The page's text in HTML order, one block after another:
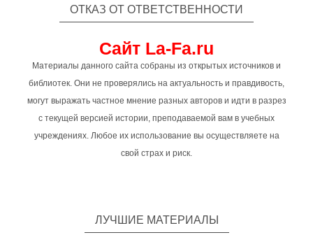
ОТКАЗ ОТ ОТВЕТСТВЕННОСТИ
Сайт La-Fa.ru
Материалы данного сайта собраны из открытых источников и
библиотек. Они не проверялись на актуальность и правдивость,
могут выражать частное мнение разных авторов и идти в разрез
с текущей версией истории, преподаваемой вам в учебных
учреждениях. Любое их использование вы осуществляете на
свой страх и риск.
ЛУЧШИЕ МАТЕРИАЛЫ